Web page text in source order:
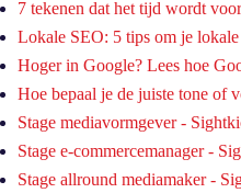
7 tekenen dat het tijd wordt
Lokale SEO: 5 tips om je
Hoger in Google? Lees hoe
Hoe bepaal je de juiste tone of
Stage mediavormgever -
Stage e-commercemanager -
Stage allround mediamaker -